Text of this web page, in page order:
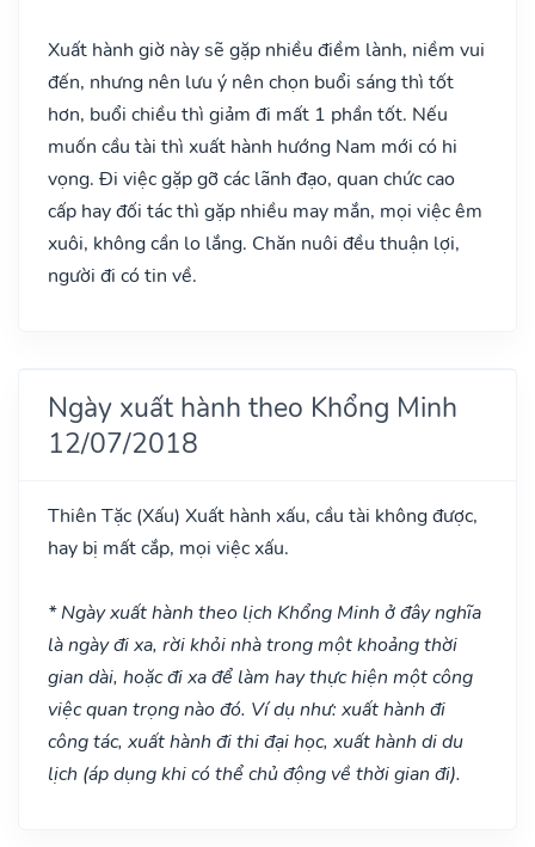
Xuất hành giờ này sẽ gặp nhiều điềm lành, niềm vui
đến, nhưng nên lưu ý nên chọn buổi sáng thì tốt
hơn, buổi chiều thì giảm đi mất 1 phần tốt. Nếu
muốn cầu tài thì xuất hành hướng Nam mới có hi
vọng. Đi việc gặp gỡ các lãnh đạo, quan chức cao
cấp hay đối tác thì gặp nhiều may mắn, mọi việc êm
xuôi, không cần lo lắng. Chăn nuôi đều thuận lợi,
người đi có tin về.
Ngày xuất hành theo Khổng Minh
12/07/2018
Thiên Tặc (Xấu) Xuất hành xấu, cầu tài không được,
hay bị mất cắp, mọi việc xấu.
* Ngày xuất hành theo lịch Khổng Minh ở đây nghĩa
là ngày đi xa, rời khỏi nhà trong một khoảng thời
gian dài, hoặc đi xa để làm hay thực hiện một công
việc quan trọng nào đó. Ví dụ như: xuất hành đi
công tác, xuất hành đi thi đại học, xuất hành di du
lịch (áp dụng khi có thể chủ động về thời gian đi).